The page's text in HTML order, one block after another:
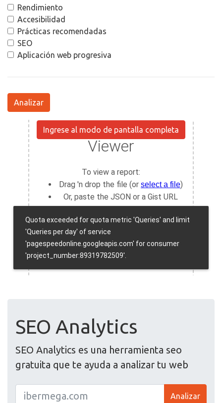
Rendimiento
Accesibilidad
Prácticas recomendadas
SEO
Aplicación web progresiva
Analizar
Ingrese al modo de pantalla completa
SEO Analytics
SEO Analytics es una herramienta seo
gratuita que te ayuda a analizar tu web
Analizar